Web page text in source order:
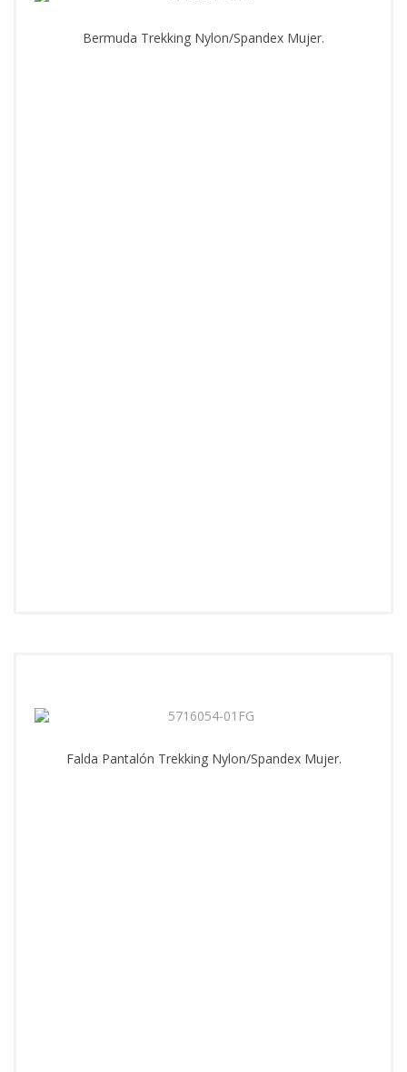
Bermuda Trekking Nylon/Spandex Mujer.
Falda Pantalón Trekking Nylon/Spandex Mujer.